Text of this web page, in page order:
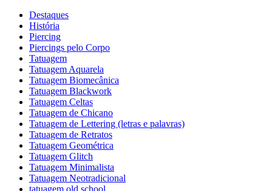
Destaques
História
Piercing
Piercings pelo Corpo
Tatuagem
Tatuagem Aquarela
Tatuagem Biomecânica
Tatuagem Blackwork
Tatuagem Celtas
Tatuagem de Chicano
Tatuagem de Lettering (letras e palavras)
Tatuagem de Retratos
Tatuagem Geométrica
Tatuagem Glitch
Tatuagem Minimalista
Tatuagem Neotradicional
tatuagem old school